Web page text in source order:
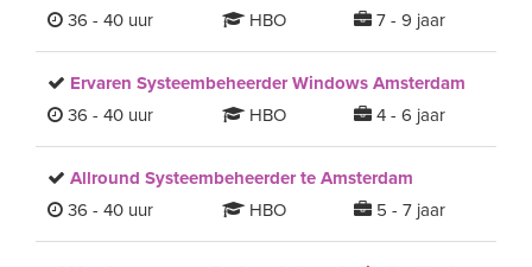
36 - 40 uur
HBO 7 - 9 jaar
Ervaren Systeembeheerder Windows Amsterdam
36 - 40 uur
HBO 4 - 6 jaar
Allround Systeembeheerder te Amsterdam
36 - 40 uur
HBO 5 - 7 jaar